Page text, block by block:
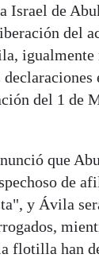
Israel de
del
igualmente
del 1 de
que
de
y Ávila
flotilla han